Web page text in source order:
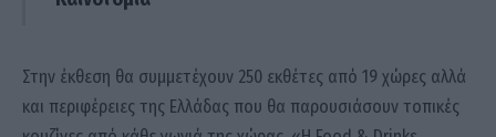
Στην έκθεση θα συμμετέχουν 250 εκθέτες από 19 χώρες αλλά
και περιφέρειες της Ελλάδας που θα παρουσιάσουν τοπικές